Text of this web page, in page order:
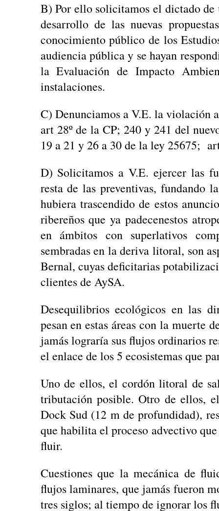
B) Por ello solicitamos el dictado
desarrollo de las nuevas
conocimiento público de los
audiencia pública y se hayan
la Evaluación de Impacto
instalaciones.
C) Denunciamos a V.E. la violación
art 28º de la CP; 240 y 241 del
19 a 21 y 26 a 30 de la ley 25675;
D) Solicitamos a V.E. ejercer las
resta de las preventivas, fundando
hubiera trascendido de estos
ribereños que ya padecenestos
en ámbitos con superlativos
sembradas en la deriva litoral, son
Bernal, cuyas deficitarias
clientes de AySA.
Desequilibrios ecológicos en las
pesan en estas áreas con la muerte
jamás lograría sus flujos ordinarios
el enlace de los 5 ecosistemas que
Uno de ellos, el cordón litoral de
tributación posible. Otro de ellos,
Dock Sud (12 m de profundidad),
que habilita el proceso advectivo
fluir.
Cuestiones que la mecánica de
flujos laminares, que jamás fueron
tres siglos; al tiempo de ignorar los